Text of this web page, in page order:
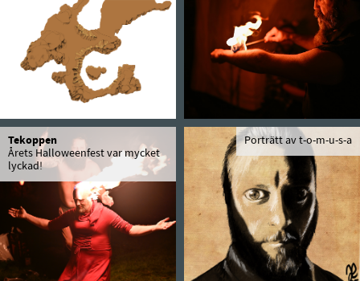
Tekoppen
Årets Halloweenfest var mycket
lyckad!
Porträtt av t-o-m-u-s-a